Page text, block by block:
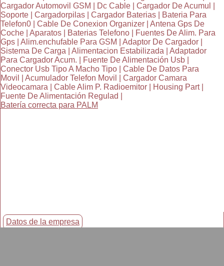
Cargador Automovil GSM | Dc Cable | Cargador De Acumul |
Soporte | Cargadorpilas | Cargador Baterias | Bateria Para
Telefon0 | Cable De Conexion Organizer | Antena Gps De
Coche | Aparatos | Baterias Telefono | Fuentes De Alim. Para
Gps | Alim.enchufable Para GSM | Adaptor De Cargador |
Sistema De Carga | Alimentacion Estabilizada | Adaptador
Para Cargador Acum. | Fuente De Alimentación Usb |
Conector Usb Tipo A Macho Tipo | Cable De Datos Para
Movil | Acumulador Telefon Movil | Cargador Camara
Videocamara | Cable Alim P. Radioemitor | Housing Part |
Fuente De Alimentación Regulad |
Batería correcta para PALM
Datos de la empresa